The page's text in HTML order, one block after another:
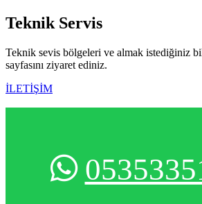
Teknik Servis
Teknik sevis bölgeleri ve almak istediğiniz
sayfasını ziyaret ediniz.
İLETİŞİM